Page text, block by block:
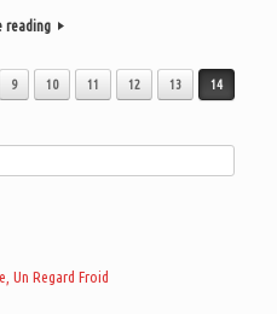
reading
9 10 11 12 13 14
Un Regard Froid